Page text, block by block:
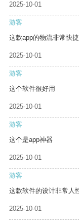
2025-10-01
游客
这款app的物流非常快
2025-10-01
游客
这个软件很好用
2025-10-01
游客
这个是app神器
2025-10-01
游客
这款软件的设计非常人
2025-10-01